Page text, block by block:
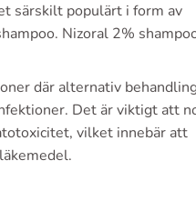
särskilt populärt i form av
Nizoral 2%
där alternativ
Det är viktigt att
vilket innebär att